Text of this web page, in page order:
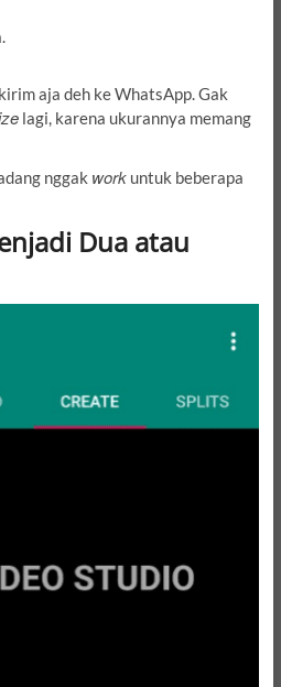
aja deh ke WhatsApp. Gak
lagi, karena ukurannya memang
nggak workuntuk beberapa
Dua atau